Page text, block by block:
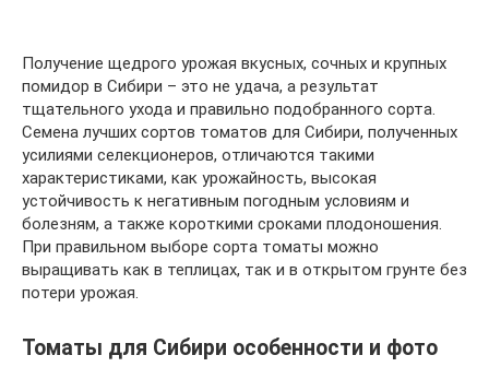
Получение щедрого урожая вкусных, сочных и крупных
помидор в Сибири – это не удача, а результат
тщательного ухода и правильно подобранного сорта.
Семена лучших сортов томатов для Сибири, полученных
усилиями селекционеров, отличаются такими
характеристиками, как урожайность, высокая
устойчивость к негативным погодным условиям и
болезням, а также короткими сроками плодоношения.
При правильном выборе сорта томаты можно
выращивать как в теплицах, так и в открытом грунте без
потери урожая.
Томаты для Сибири особенности и фото